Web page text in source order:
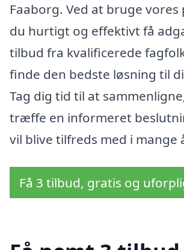
Faaborg. Ved at bruge
du hurtigt og effektivt få
tilbud fra kvalificerede
finde den bedste løsning til
Tag dig tid til at
træffe en informeret
vil blive tilfreds med i mange
Få 3 tilbud, gratis og